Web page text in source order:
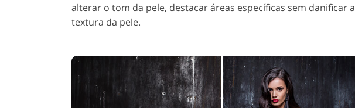
alterar o tom da pele, destacar áreas específicas sem danificar a
textura da pele.